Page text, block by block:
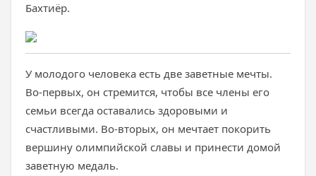
Бахтиёр.
У молодого человека есть две заветные мечты.
Во-первых, он стремится, чтобы все члены его
семьи всегда оставались здоровыми и
счастливыми. Во-вторых, он мечтает покорить
вершину олимпийской славы и принести домой
заветную медаль.